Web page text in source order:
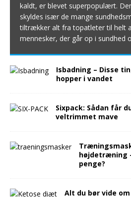
kaldt, er blevet superpopulært.
skyldes især de mange
tiltrækker alt fra topatleter til helt
mennesker, der går op i sundhed
Isbadning – Disse
hopper i vandet
Sixpack: Sådan får
veltrimmet mave
højdetræning
penge?
Alt du bør vide